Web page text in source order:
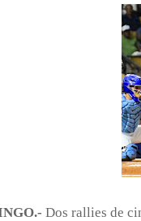
Dos rallies de